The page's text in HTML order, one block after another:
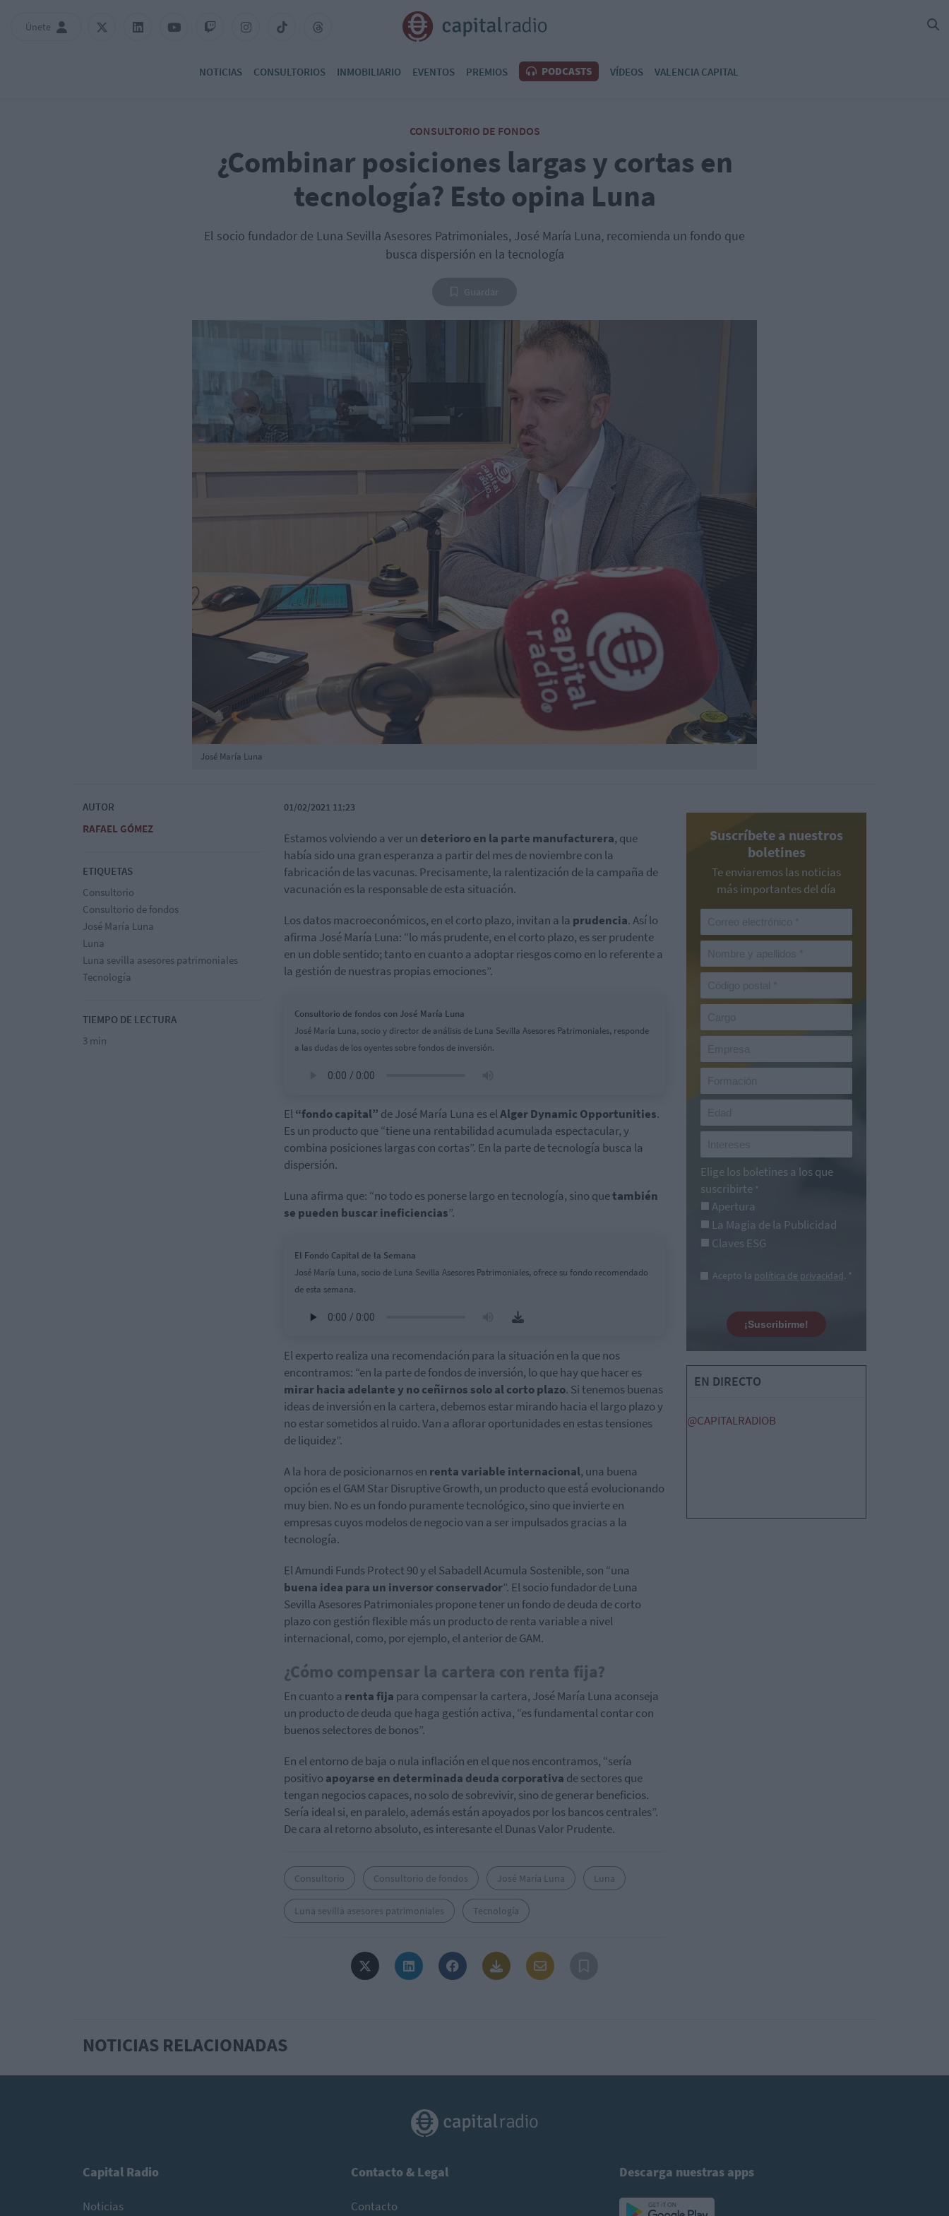
Únete
NOTICIAS CONSULTORIOS INMOBILIARIO EVENTOS PREMIOS PODCASTS VÍDEOS VALENCIA CAPITAL
CONSULTORIO DE FONDOS
¿Combinar posiciones largas y cortas en
tecnología? Esto opina Luna
El socio fundador de Luna Sevilla Asesores Patrimoniales, José María Luna, recomienda un fondo que
busca dispersión en la tecnología
José María Luna
AUTOR
RAFAEL GÓMEZ
ETIQUETAS
Consultorio
Consultorio de fondos
José María Luna
Luna
Luna sevilla asesores patrimoniales
Tecnología
TIEMPO DE LECTURA
3 min
01/02/2021 11:23
Estamos volviendo a ver un deterioro en la parte manufacturera, que
había sido una gran esperanza a partir del mes de noviembre con la
fabricación de las vacunas. Precisamente, la ralentización de la campaña de
vacunación es la responsable de esta situación.
Los datos macroeconómicos, en el corto plazo, invitan a la prudencia. Así lo
afirma José María Luna: “lo más prudente, en el corto plazo, es ser prudente
en un doble sentido; tanto en cuanto a adoptar riesgos como en lo referente a
la gestión de nuestras propias emociones”.
Consultorio de fondos con José María Luna
José María Luna, socio y director de análisis de Luna Sevilla Asesores Patrimoniales, responde
a las dudas de los oyentes sobre fondos de inversión.
El“fondo capital” de José María Luna es elAlger Dynamic Opportunities.
Es un producto que “tiene una rentabilidad acumulada espectacular, y
combina posiciones largas con cortas”. En la parte de tecnología busca la
dispersión.
Luna afirma que: “no todo es ponerse largo en tecnología, sino quetambién
se pueden buscar ineficiencias”.
El Fondo Capital de la Semana
José María Luna, socio de Luna Sevilla Asesores Patrimoniales, ofrece su fondo recomendado
de esta semana.
El experto realiza una recomendación para la situación en la que nos
encontramos: “en la parte de fondos de inversión, lo que hay que hacer es
mirar hacia adelante y no ceñirnos solo al corto plazo. Si tenemos buenas
ideas de inversión en la cartera, debemos estar mirando hacia el largo plazo y
no estar sometidos al ruido. Van a aflorar oportunidades en estas tensiones
de liquidez”.
A la hora de posicionarnos en renta variable internacional, una buena
opción es el GAM Star Disruptive Growth, un producto que está evolucionando
muy bien. No es un fondo puramente tecnológico, sino que invierte en
empresas cuyos modelos de negocio van a ser impulsados gracias a la
tecnología.
El Amundi Funds Protect 90 y el Sabadell Acumula Sostenible, son “una
buena idea para un inversor conservador”. El socio fundador de Luna
Sevilla Asesores Patrimoniales propone tener un fondo de deuda de corto
plazo con gestión flexible más un producto de renta variable a nivel
internacional, como, por ejemplo, el anterior de GAM.
¿Cómo compensar la cartera con renta fija?
En cuanto a renta fija para compensar la cartera, José María Luna aconseja
un producto de deuda que haga gestión activa, “es fundamental contar con
buenos selectores de bonos”.
En el entorno de baja o nula inflación en el que nos encontramos, “sería
positivo apoyarse en determinada deuda corporativa de sectores que
tengan negocios capaces, no solo de sobrevivir, sino de generar beneficios.
Sería ideal si, en paralelo, además están apoyados por los bancos centrales”.
De cara al retorno absoluto, es interesante el Dunas Valor Prudente.
Consultorio Consultorio de fondos José María Luna Luna
Luna sevilla asesores patrimoniales Tecnología
Suscríbete a nuestros
boletines
Te enviaremos las noticias
más importantes del día
Elige los boletines a los que
suscribirte *
Apertura
La Magia de la Publicidad
Claves ESG
Acepto la política de privacidad. *
¡Suscribirme!
EN DIRECTO
@CAPITALRADIOB
NOTICIAS RELACIONADAS
Capital Radio
Noticias
Contacto & Legal
Contacto
Descarga nuestras apps